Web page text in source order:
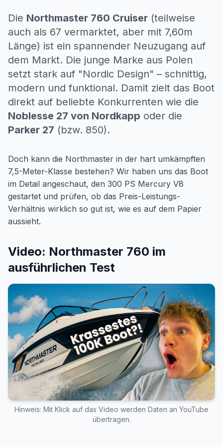
Die Northmaster 760 Cruiser (teilweise
auch als 67 vermarktet, aber mit 7,60m
Länge) ist ein spannender Neuzugang auf
dem Markt. Die junge Marke aus Polen
setzt stark auf "Nordic Design" – schnittig,
modern und funktional. Damit zielt das Boot
direkt auf beliebte Konkurrenten wie die
Noblesse 27 von Nordkapp oder die
Parker 27 (bzw. 850).
Doch kann die Northmaster in der hart umkämpften
7,5-Meter-Klasse bestehen? Wir haben uns das Boot
im Detail angeschaut, den 300 PS Mercury V8
gestartet und prüfen, ob das Preis-Leistungs-
Verhältnis wirklich so gut ist, wie es auf dem Papier
aussieht.
Video: Northmaster 760 im
ausführlichen Test
Hinweis: Mit Klick auf das Video werden Daten an YouTube
übertragen.